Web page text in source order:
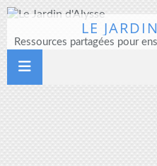
LE